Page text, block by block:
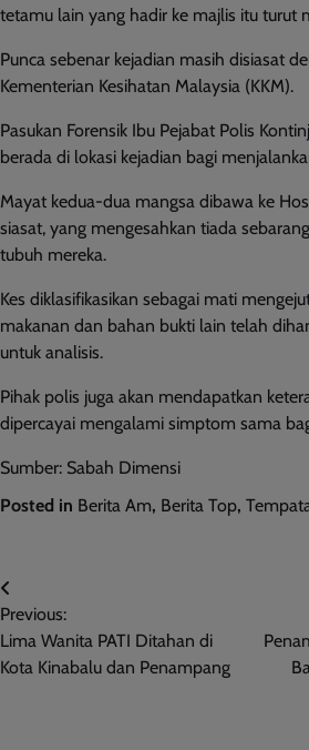
tetamu lain yang hadir ke majlis itu turut
Punca sebenar kejadian masih disiasat
Kementerian Kesihatan Malaysia (KKM).
Pasukan Forensik Ibu Pejabat Polis
berada di lokasi kejadian bagi
Mayat kedua-dua mangsa dibawa ke
siasat, yang mengesahkan tiada
tubuh mereka.
Kes diklasifikasikan sebagai mati
makanan dan bahan bukti lain telah
untuk analisis.
Pihak polis juga akan mendapatkan
dipercayai mengalami simptom sama
Sumber: Sabah Dimensi
Posted in Berita Am, Berita Top,
Post
navigation
Previous:
Lima Wanita PATI Ditahan di
Kota Kinabalu dan Penampang